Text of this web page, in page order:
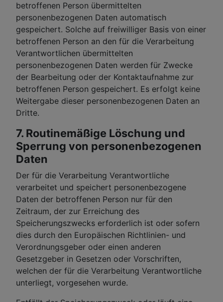
betroffenen Person übermittelten
personenbezogenen Daten automatisch
gespeichert. Solche auf freiwilliger Basis von einer
betroffenen Person an den für die Verarbeitung
Verantwortlichen übermittelten
personenbezogenen Daten werden für Zwecke
der Bearbeitung oder der Kontaktaufnahme zur
betroffenen Person gespeichert. Es erfolgt keine
Weitergabe dieser personenbezogenen Daten an
Dritte.
7. Routinemäßige Löschung und
Sperrung von personenbezogenen
Daten
Der für die Verarbeitung Verantwortliche
verarbeitet und speichert personenbezogene
Daten der betroffenen Person nur für den
Zeitraum, der zur Erreichung des
Speicherungszwecks erforderlich ist oder sofern
dies durch den Europäischen Richtlinien- und
Verordnungsgeber oder einen anderen
Gesetzgeber in Gesetzen oder Vorschriften,
welchen der für die Verarbeitung Verantwortliche
unterliegt, vorgesehen wurde.